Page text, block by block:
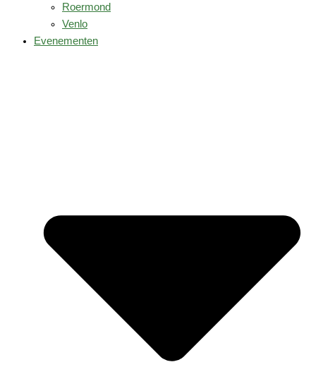
Roermond
Venlo
Evenementen